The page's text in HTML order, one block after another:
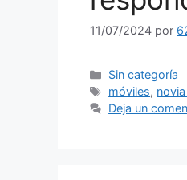
11/07/2024 por
Categorías
Sin categoría
Etiquetas
móviles,
Deja un